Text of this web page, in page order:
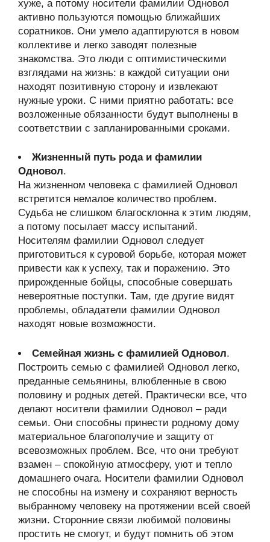
хуже, а потому носители фамилии Одновол
активно пользуются помощью ближайших
соратников. Они умело адаптируются в новом
коллективе и легко заводят полезные
знакомства. Это люди с оптимистическими
взглядами на жизнь: в каждой ситуации они
находят позитивную сторону и извлекают
нужные уроки. С ними приятно работать: все
возложенные обязанности будут выполнены в
соответствии с запланированными сроками.
Жизненный путь рода и фамилии
Одновол.
На жизненном человека с фамилией Одновол
встретится немалое количество проблем.
Судьба не слишком благосклонна к этим людям,
а потому посылает массу испытаний.
Носителям фамилии Одновол следует
приготовиться к суровой борьбе, которая может
привести как к успеху, так и поражению. Это
прирожденные бойцы, способные совершать
невероятные поступки. Там, где другие видят
проблемы, обладатели фамилии Одновол
находят новые возможности.
Семейная жизнь с фамилией Одновол.
Построить семью с фамилией Одновол легко,
преданные семьянины, влюбленные в свою
половину и родных детей. Практически все, что
делают носители фамилии Одновол – ради
семьи. Они способны принести родному дому
материальное благополучие и защиту от
всевозможных проблем. Все, что они требуют
взамен – спокойную атмосферу, уют и тепло
домашнего очага. Носители фамилии Одновол
не способны на измену и сохраняют верность
выбранному человеку на протяжении всей своей
жизни. Сторонние связи любимой половины
простить не смогут, и будут помнить об этом